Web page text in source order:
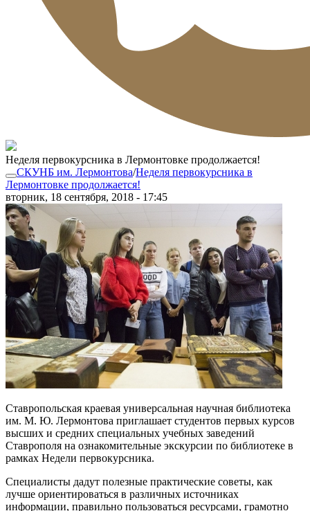
Неделя первокурсника в Лермонтовке продолжается!
СКУНБ им. Лермонтова/Неделя первокурсника в
Лермонтовке продолжается!
вторник, 18 сентября, 2018 - 17:45
Ставропольская краевая универсальная научная библиотека
им. М. Ю. Лермонтова приглашает студентов первых курсов
высших и средних специальных учебных заведений
Ставрополя на ознакомительные экскурсии по библиотеке в
рамках Недели первокурсника.
Специалисты дадут полезные практические советы, как
лучше ориентироваться в различных источниках
информации, правильно пользоваться ресурсами, грамотно